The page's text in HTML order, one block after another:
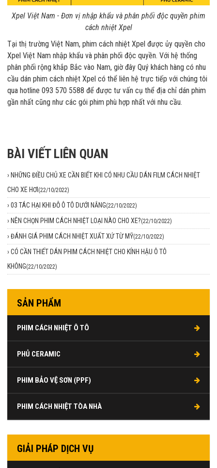
Xpel Việt Nam - Đơn vị nhập khẩu và phân phối độc quyền phim
cách nhiệt Xpel
Tại thị trường Việt Nam, phim cách nhiệt Xpel được ủy quyền cho
Xpel Việt Nam nhập khẩu và phân phối độc quyền. Với hệ thống
phân phối rộng khắp Bắc vào Nam, giờ đây Quý khách hàng có nhu
cầu dán phim cách nhiệt Xpel có thể liên hệ trực tiếp với chúng tôi
qua hotline 093 570 5588 để được tư vấn cụ thể địa chỉ dán phim
gần nhất cũng như các gói phim phù hợp nhất với nhu cầu.
BÀI VIẾT LIÊN QUAN
› NHỮNG ĐIỀU CHỦ XE CẦN BIẾT KHI CÓ NHU CẦU DÁN FILM CÁCH NHIỆT
CHO XE HƠI (22/10/2022)
› 03 TÁC HẠI KHI ĐỖ Ô TÔ DƯỚI NẮNG(22/10/2022)
› NÊN CHỌN PHIM CÁCH NHIỆT LOẠI NÀO CHO XE?(22/10/2022)
› ĐÁNH GIÁ PHIM CÁCH NHIỆT XUẤT XỨ TỪ MỸ(22/10/2022)
› CÓ CẦN THIẾT DÁN PHIM CÁCH NHIỆT CHO KÍNH HẬU Ô TÔ
KHÔNG(22/10/2022)
SẢN PHẨM
PHIM CÁCH NHIỆT Ô TÔ
PHỦ CERAMIC
PHIM BẢO VỆ SƠN (PPF)
PHIM CÁCH NHIỆT TÒA NHÀ
GIẢI PHÁP DỊCH VỤ